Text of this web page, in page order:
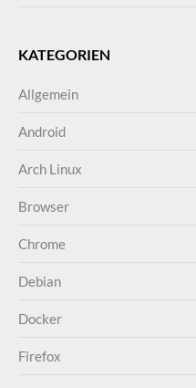
KATEGORIEN
Allgemein
Android
Arch Linux
Browser
Chrome
Debian
Docker
Firefox